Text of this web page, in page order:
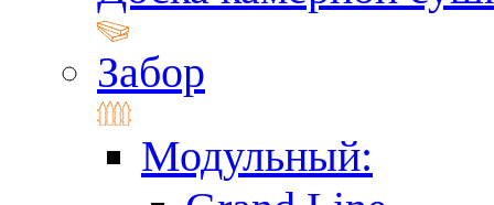
Забор
Модульный: